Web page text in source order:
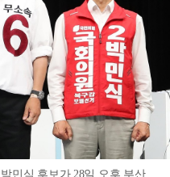
민식 후보가 28일 오후 부산